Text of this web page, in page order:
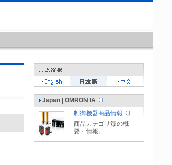
Japan | OMRON IA
制御機器商品情報
商品カテゴリ毎の概
要・情報。